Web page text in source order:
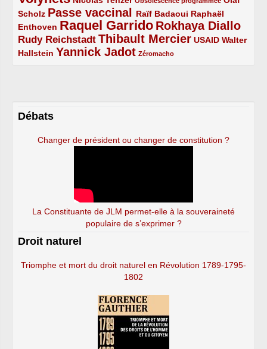
Scholz
2/5 Passe vaccinal
4/5 Raïf Badaoui
2/5
Raphaël
Enthoven
2/5 Raquel Garrido
5/5 Rokhaya Diallo
4/5
Rudy Reichstadt
3/5 Thibault Mercier
4/5 USAID
2/5
Walter
Hallstein
2/5 Yannick Jadot
4/5 Zéromacho
1/5
Débats
Changer de président ou changer de constitution ?
La Constituante de JLM permet-elle à la souveraineté
populaire de s’exprimer ?
Droit naturel
Triomphe et mort du droit naturel en Révolution 1789-1795-
1802